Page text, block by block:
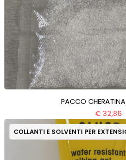
PACCO
€ 32,86
COLLANTI E SOLVENTI PER